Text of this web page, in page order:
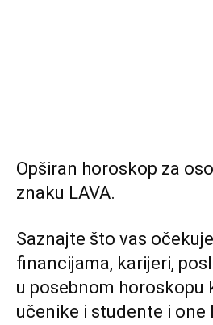
Opširan horoskop za
znaku LAVA.
Saznajte što vas
financijama, karijeri,
u posebnom horoskopu
učenike i studente i one